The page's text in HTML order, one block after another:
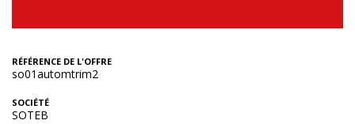
RÉFÉRENCE DE L'OFFRE
so01automtrim2
SOCIÉTÉ
SOTEB